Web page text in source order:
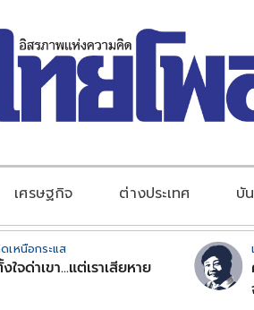
เศรษฐกิจ ต่างประเทศ บั
เหนือกระแส
ใจด่าเขา...แต่เราเสียหาย